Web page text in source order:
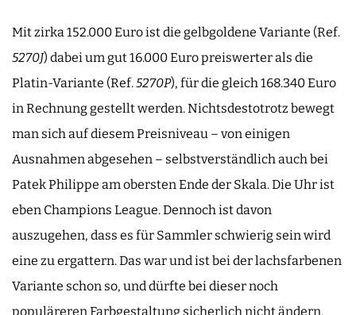
Mit zirka 152.000 Euro ist die gelbgoldene Variante (Ref.
5270J) dabei um gut 16.000 Euro preiswerter als die
Platin-Variante (Ref.5270P), für die gleich 168.340 Euro
in Rechnung gestellt werden. Nichtsdestotrotz bewegt
man sich auf diesem Preisniveau – von einigen
Ausnahmen abgesehen – selbstverständlich auch bei
Patek Philippe am obersten Ende der Skala. Die Uhr ist
eben Champions League. Dennoch ist davon
auszugehen, dass es für Sammler schwierig sein wird
eine zu ergattern. Das war und ist bei der lachsfarbenen
Variante schon so, und dürfte bei dieser noch
populäreren Farbgestaltung sicherlich nicht ändern.